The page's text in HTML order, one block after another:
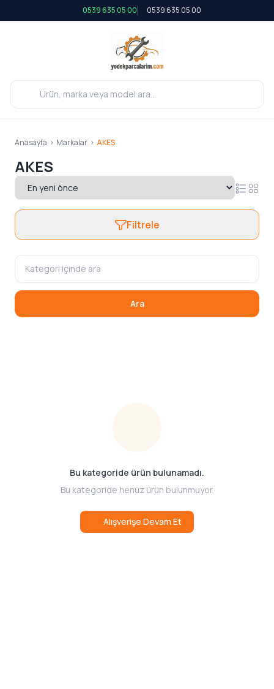
0539 635 05 00 0539 635 05 00
Anasayfa > Markalar > AKES
AKES
Filtrele
Ara
Bu kategoride ürün bulunamadı.
Bu kategoride henüz ürün bulunmuyor.
Alışverişe Devam Et